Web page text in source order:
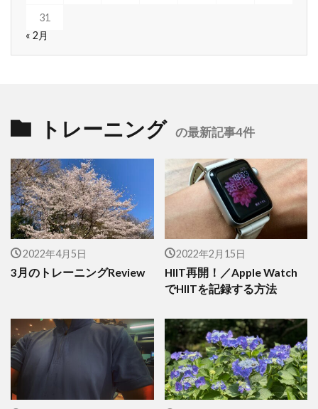
31
« 2月
トレーニング の最新記事4件
2022年4月5日
3月のトレーニングReview
2022年2月15日
HIIT再開！／Apple Watch
でHIITを記録する方法